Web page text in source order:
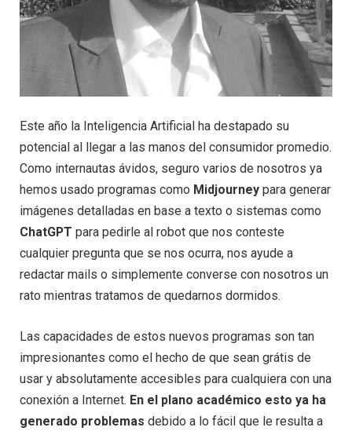
Este año la Inteligencia Artificial ha destapado su
potencial al llegar a las manos del consumidor promedio.
Como internautas ávidos, seguro varios de nosotros ya
hemos usado programas como Midjourney para generar
imágenes detalladas en base a texto o sistemas como
ChatGPT para pedirle al robot que nos conteste
cualquier pregunta que se nos ocurra, nos ayude a
redactar mails o simplemente converse con nosotros un
rato mientras tratamos de quedarnos dormidos.
Las capacidades de estos nuevos programas son tan
impresionantes como el hecho de que sean grátis de
usar y absolutamente accesibles para cualquiera con una
conexión a Internet. En el plano académico esto ya ha
generado problemas debido a lo fácil que le resulta a